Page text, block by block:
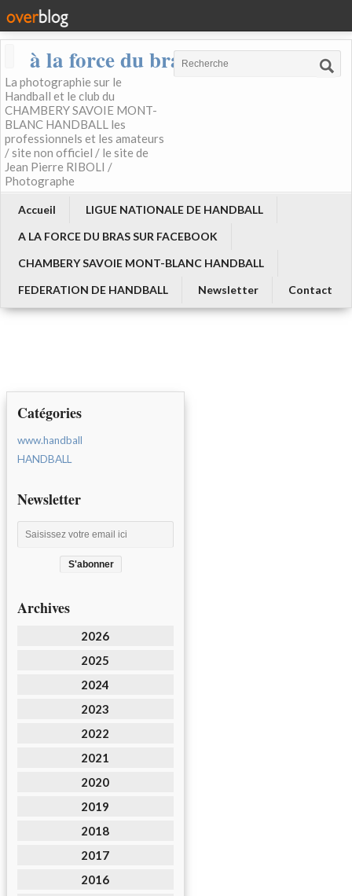
à la force du bras
La photographie sur le
Handball et le club du
CHAMBERY SAVOIE MONT-
BLANC HANDBALL les
professionnels et les amateurs
/ site non officiel / le site de
Jean Pierre RIBOLI /
Photographe
Accueil
LIGUE NATIONALE DE HANDBALL
A LA FORCE DU BRAS SUR FACEBOOK
CHAMBERY SAVOIE MONT-BLANC HANDBALL
FEDERATION DE HANDBALL
Newsletter Contact
Catégories
www.handball
HANDBALL
Newsletter
Archives
2026
2025
2024
2023
2022
2021
2020
2019
2018
2017
2016